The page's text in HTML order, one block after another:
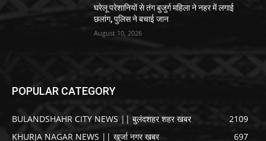
घरेलू परेशानियों से तंग बुजुर्ग महिला ने नहर में लगाई
छलांग, पुलिस ने बचाई जान
August 10, 2026
POPULAR CATEGORY
BULANDSHAHR CITY NEWS || बुलंदशहर शहर खबर
2109
KHURJA NAGAR NEWS || खुर्जा नगर खबर
697